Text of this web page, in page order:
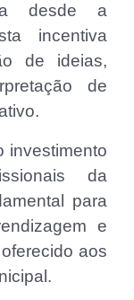
desde a
incentiva
de ideias,
de
investimento
da
para
e
aos